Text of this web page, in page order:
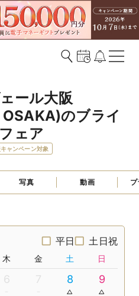
ール大阪
OSAKA)のブライ
ェア
ャンペーン対象
写真 動画
平日 土日祝
木 金 土 日
6 7 8 9